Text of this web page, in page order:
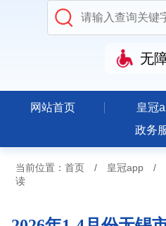
无
网站首页 皇冠
政务
当前位置： 首页 / 皇冠app /
读